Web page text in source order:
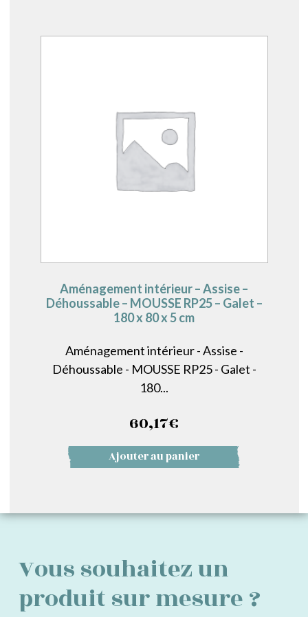
Aménagement intérieur – Assise –
Déhoussable – MOUSSE RP25 – Galet –
180 x 80 x 5 cm
Aménagement intérieur - Assise -
Déhoussable - MOUSSE RP25 - Galet -
180...
60,17€
Ajouter au panier
Vous souhaitez un
produit sur mesure ?